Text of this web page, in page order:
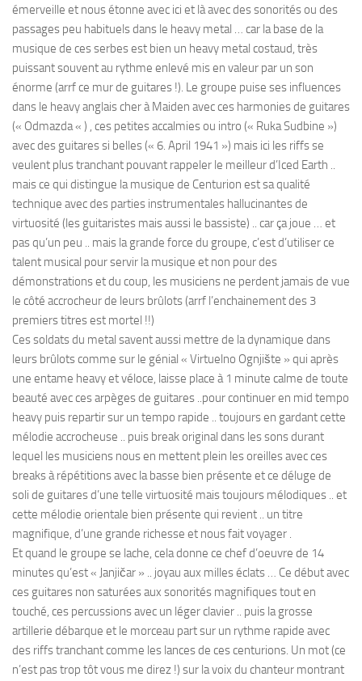
émerveille et nous étonne avec ici et là avec des sonorités ou des
passages peu habituels dans le heavy metal … car la base de la
musique de ces serbes est bien un heavy metal costaud, très
puissant souvent au rythme enlevé mis en valeur par un son
énorme (arrf ce mur de guitares !). Le groupe puise ses influences
dans le heavy anglais cher à Maiden avec ces harmonies de guitares
(« Odmazda « ) , ces petites accalmies ou intro (« Ruka Sudbine »)
avec des guitares si belles (« 6. April 1941 ») mais ici les riffs se
veulent plus tranchant pouvant rappeler le meilleur d’Iced Earth ..
mais ce qui distingue la musique de Centurion est sa qualité
technique avec des parties instrumentales hallucinantes de
virtuosité (les guitaristes mais aussi le bassiste) .. car ça joue … et
pas qu’un peu .. mais la grande force du groupe, c’est d’utiliser ce
talent musical pour servir la musique et non pour des
démonstrations et du coup, les musiciens ne perdent jamais de vue
le côté accrocheur de leurs brûlots (arrf l’enchainement des 3
premiers titres est mortel !!)
Ces soldats du metal savent aussi mettre de la dynamique dans
leurs brûlots comme sur le génial « Virtuelno Ognjište » qui après
une entame heavy et véloce, laisse place à 1 minute calme de toute
beauté avec ces arpèges de guitares ..pour continuer en mid tempo
heavy puis repartir sur un tempo rapide .. toujours en gardant cette
mélodie accrocheuse .. puis break original dans les sons durant
lequel les musiciens nous en mettent plein les oreilles avec ces
breaks à répétitions avec la basse bien présente et ce déluge de
soli de guitares d’une telle virtuosité mais toujours mélodiques .. et
cette mélodie orientale bien présente qui revient .. un titre
magnifique, d’une grande richesse et nous fait voyager .
Et quand le groupe se lache, cela donne ce chef d’oeuvre de 14
minutes qu’est « Janjičar » .. joyau aux milles éclats … Ce début avec
ces guitares non saturées aux sonorités magnifiques tout en
touché, ces percussions avec un léger clavier .. puis la grosse
artillerie débarque et le morceau part sur un rythme rapide avec
des riffs tranchant comme les lances de ces centurions. Un mot (ce
n’est pas trop tôt vous me direz !) sur la voix du chanteur montrant